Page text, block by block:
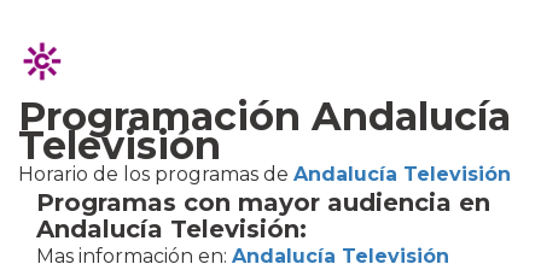
Programación Andalucía
Televisión
Horario de los programas de Andalucía Televisión
Programas con mayor audiencia en
Andalucía Televisión:
Mas información en: Andalucía Televisión